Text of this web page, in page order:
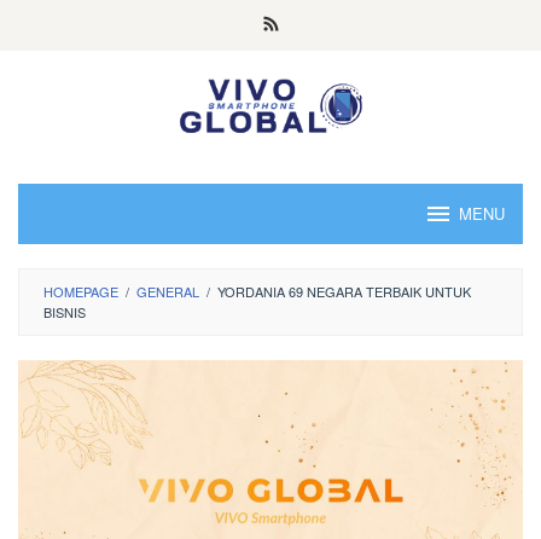
MENU
HOMEPAGE / GENERAL / YORDANIA 69 NEGARA TERBAIK UNTUK
BISNIS